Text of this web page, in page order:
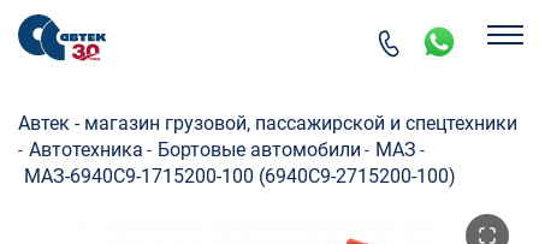
Автек - магазин грузовой, пассажирской и спецтехники
- Автотехника - Бортовые автомобили - МАЗ -
МАЗ-6940C9-1715200-100 (6940C9-2715200-100)